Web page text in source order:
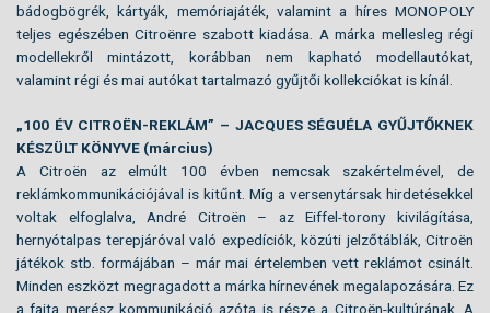
bádogbögrék, kártyák, memóriajáték, valamint a híres MONOPOLY
teljes egészében Citroënre szabott kiadása. A márka mellesleg régi
modellekről mintázott, korábban nem kapható modellautókat,
valamint régi és mai autókat tartalmazó gyűjtői kollekciókat is kínál.
„100 ÉV CITROËN-REKLÁM” – JACQUES SÉGUÉLA GYŰJTŐKNEK
KÉSZÜLT KÖNYVE (március)
A Citroën az elmúlt 100 évben nemcsak szakértelmével, de
reklámkommunikációjával is kitűnt. Míg a versenytársak hirdetésekkel
voltak elfoglalva, André Citroën – az Eiffel-torony kivilágítása,
hernyótalpas terepjáróval való expedíciók, közúti jelzőtáblák, Citroën
játékok stb. formájában – már mai értelemben vett reklámot csinált.
Minden eszközt megragadott a márka hírnevének megalapozására. Ez
a fajta merész kommunikáció azóta is része a Citroën-kultúrának. A